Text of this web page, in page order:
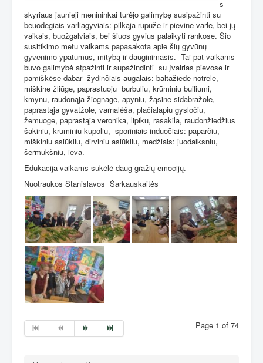
s
skyriaus jaunieji menininkai turėjo galimybę susipažinti su
beuodegiais varliagyviais: pilkąja rupūže ir pievine varle, bei jų
vaikais, buožgalviais, bei šiuos gyvius palaikyti rankose. Šio
susitikimo metu vaikams papasakota apie šių gyvūnų
gyvenimo ypatumus, mitybą ir dauginimasis. Tai pat vaikams
buvo galimybė atpažinti ir supažindinti su įvairias pievose ir
pamiškėse dabar žydinčiais augalais: baltažiede notrele,
miškine žliūge, paprastuoju burbuliu, krūminiu builiumi,
kmynu, raudonąja žiognage, apyniu, žąsine sidabražole,
paprastąja gyvatžole, varnalėša, plačialapiu gysločiu,
žemuoge, paprastąja veronika, lipiku, rasakila, raudonžiedžius
šakiniu, krūminiu kupoliu, sporiniais induočiais: paparčiu,
miškiniu asiūkliu, dirviniu asiūkliu, medžiais: juodalksniu,
šermukšniu, ieva.
Edukacija vaikams sukėlė daug gražių emocijų.
Nuotraukos Stanislavos Šarkauskaitės
Page 1 of 74